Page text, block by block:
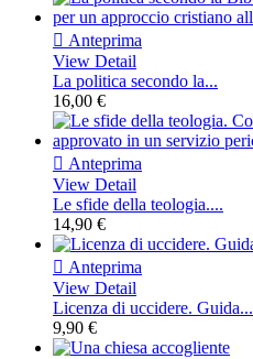
 Anteprima
View Detail
La politica secondo la...
16,00 €
 Anteprima
View Detail
Le sfide della teologia....
14,90 €
 Anteprima
View Detail
Licenza di uccidere. Guida...
9,90 €